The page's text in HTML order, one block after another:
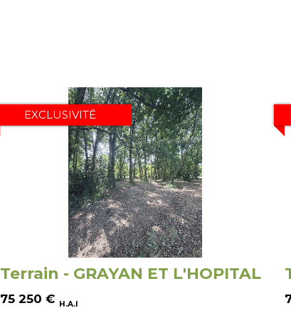
EXCLUSIVITÉ
Terrain - GRAYAN ET L'HOPITAL
75 250 € H.A.I